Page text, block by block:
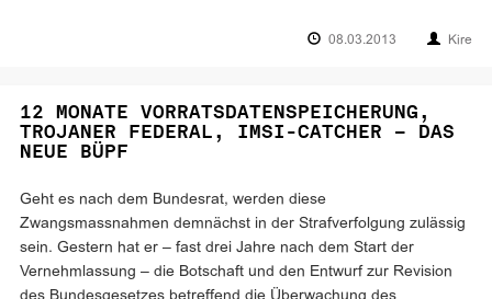
08.03.2013 Kire
12 MONATE VORRATSDATENSPEICHERUNG,
TROJANER FEDERAL, IMSI-CATCHER – DAS
NEUE BÜPF
Geht es nach dem Bundesrat, werden diese
Zwangsmassnahmen demnächst in der Strafverfolgung zulässig
sein. Gestern hat er – fast drei Jahre nach dem Start der
Vernehmlassung – die Botschaft und den Entwurf zur Revision